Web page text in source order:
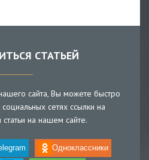
СТАТЬЕЙ
сайта, Вы можете быстро
сетях ссылки на
на нашем сайте.
Одноклассники